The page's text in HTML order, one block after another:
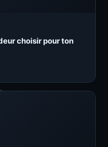
choisir pour ton